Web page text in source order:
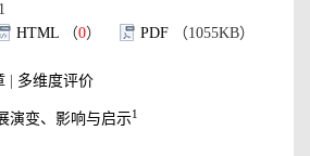
HTML （0） PDF （1055KB）
多维度评价
演变、影响与启示1